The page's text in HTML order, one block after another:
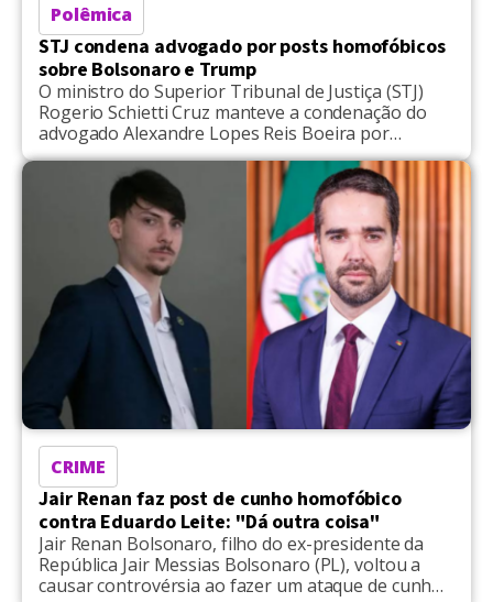
Polêmica
STJ condena advogado por posts homofóbicos
sobre Bolsonaro e Trump
O ministro do Superior Tribunal de Justiça (STJ)
Rogerio Schietti Cruz manteve a condenação do
advogado Alexandre Lopes Reis Boeira por
escrever que o ex-presidente Jair Bolsonaro (PL)
sentia “amor gay” pelo mandatário dos Estados
Unidos, Donald Trump. Na publicação, o executivo
saudou o ditador nazista Adolf Hitler e enalteceu o
ex-ministro da Propaganda na […]
CRIME
Jair Renan faz post de cunho homofóbico
contra Eduardo Leite: "Dá outra coisa"
Jair Renan Bolsonaro, filho do ex-presidente da
República Jair Messias Bolsonaro (PL), voltou a
causar controvérsia ao fazer um ataque de cunho